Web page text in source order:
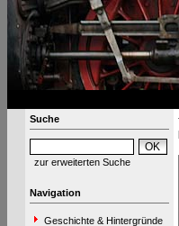
Suche
zur erweiterten Suche
Navigation
Geschichte & Hintergründe